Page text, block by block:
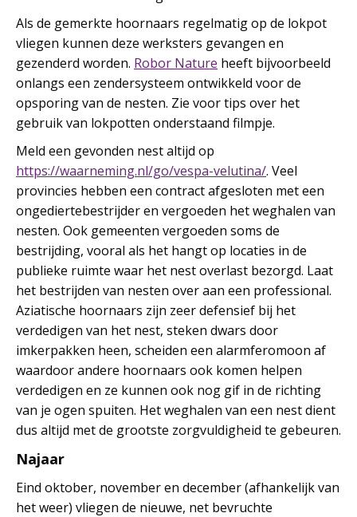
Als de gemerkte hoornaars regelmatig op de lokpot
vliegen kunnen deze werksters gevangen en
gezenderd worden. Robor Nature heeft bijvoorbeeld
onlangs een zendersysteem ontwikkeld voor de
opsporing van de nesten. Zie voor tips over het
gebruik van lokpotten onderstaand filmpje.
Meld een gevonden nest altijd op
https://waarneming.nl/go/vespa-velutina/. Veel
provincies hebben een contract afgesloten met een
ongediertebestrijder en vergoeden het weghalen van
nesten. Ook gemeenten vergoeden soms de
bestrijding, vooral als het hangt op locaties in de
publieke ruimte waar het nest overlast bezorgd. Laat
het bestrijden van nesten over aan een professional.
Aziatische hoornaars zijn zeer defensief bij het
verdedigen van het nest, steken dwars door
imkerpakken heen, scheiden een alarmferomoon af
waardoor andere hoornaars ook komen helpen
verdedigen en ze kunnen ook nog gif in de richting
van je ogen spuiten. Het weghalen van een nest dient
dus altijd met de grootste zorgvuldigheid te gebeuren.
Najaar
Eind oktober, november en december (afhankelijk van
het weer) vliegen de nieuwe, net bevruchte